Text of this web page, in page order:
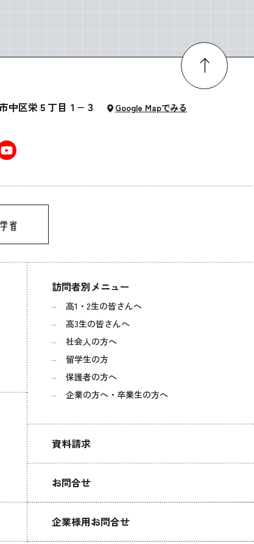
中区栄５丁目１−３ Google Mapでみる
訪問者別メニュー
高1・2生の皆さんへ
高3生の皆さんへ
社会人の方へ
留学生の方
保護者の方へ
企業の方へ・卒業生の方へ
資料請求
お問合せ
企業様用お問合せ